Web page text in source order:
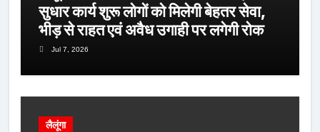
सुधार कार्य शुरू लोगों को मिलेगी बेहतर सेवा,
भीड़ से राहत एवं अवैध उगाही पर लगेगी रोक
Jul 7, 2026
लैलूंगा